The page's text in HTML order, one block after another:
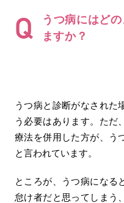
Q
うつ病にはど
ますか？
うつ病と診断がなされた
う必要はあります。ただ
療法を併用した方が、う
と言われています。
ところが、うつ病になる
怠け者だと思ってしまう